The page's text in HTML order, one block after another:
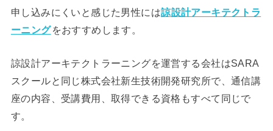
申し込みにくいと感じた男性には諒設計アーキテクトラ
ーニングをおすすめします。
諒設計アーキテクトラーニングを運営する会社はSARA
スクールと同じ株式会社新生技術開発研究所で、通信講
座の内容、受講費用、取得できる資格もすべて同じで
す。